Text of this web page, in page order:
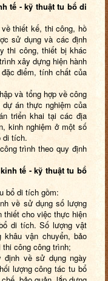
tế - kỹ thuật tu bổ di
thiết kế, thi công, hồ
sử dụng và các định
thi công, thiết bị khác
xây dựng hiện hành
điểm, tính chất của
và tổng hợp về công
án thực nghiệm của
triển khai tại các địa
kinh nghiệm ở một số
di tích.
trình theo quy định
tế - kỹ thuật tu bổ
bổ di tích gồm:
về sử dụng số lượng
thiết cho việc thực hiện
di tích. Số lượng vật
vận chuyển, bảo
công công trình;
về sử dụng ngày
lượng công tác tu bổ